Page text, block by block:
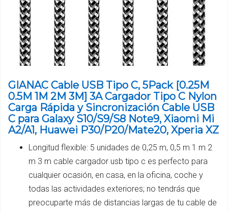
GIANAC Cable USB Tipo C, 5Pack [0.25M
0.5M 1M 2M 3M] 3A Cargador Tipo C Nylon
Carga Rápida y Sincronización Cable USB
C para Galaxy S10/S9/S8 Note9, Xiaomi Mi
A2/A1, Huawei P30/P20/Mate20, Xperia XZ
Longitud flexible: 5 unidades de 0,25 m, 0,5 m 1 m 2
m 3 m cable cargador usb tipo c es perfecto para
cualquier ocasión, en casa, en la oficina, coche y
todas las actividades exteriores; no tendrás que
preocuparte más de distancias largas de tu cable de